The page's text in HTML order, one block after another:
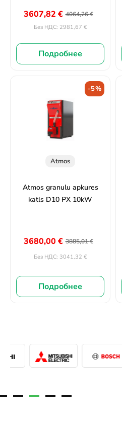
4064,26€
3607,82 €
Без НДС: 2981,67 €
Подробнее
-5%
Atmos
Atmos granulu apkures
katls D10 PX 10kW
3885,01€
3680,00 €
Без НДС: 3041,32 €
Подробнее